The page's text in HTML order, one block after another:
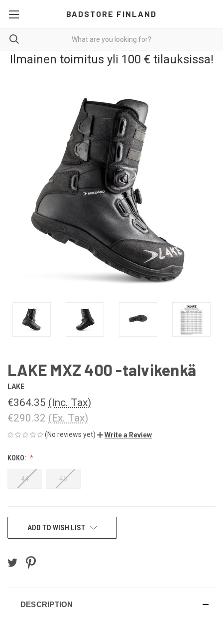
BADSTORE FINLAND
Ilmainen toimitus yli 100 € tilauksissa!
LAKE MXZ 400 -talvikenkä
LAKE
€364.35 (Inc. Tax)
€290.32 (Ex. Tax)
(No reviews yet) Write a Review
KOKO:
44 45
CURRENTADD TO WISH LIST
DESCRIPTION